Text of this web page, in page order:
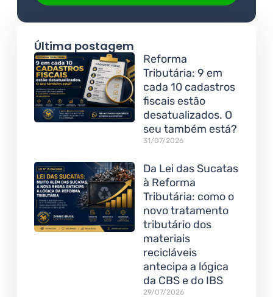
Última postagem
Reforma
Tributária: 9 em
cada 10 cadastros
fiscais estão
desatualizados. O
seu também está?
31/07/2026
Da Lei das Sucatas
à Reforma
Tributária: como o
novo tratamento
tributário dos
materiais
recicláveis
antecipa a lógica
da CBS e do IBS
29/07/2026